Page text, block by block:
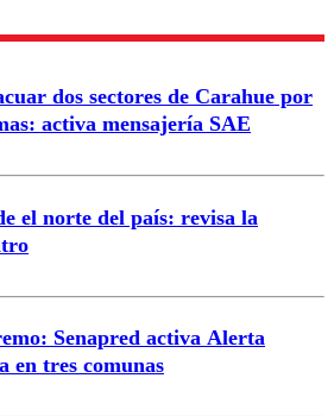
dos sectores de Carahue por
activa mensajería SAE
el norte del país: revisa la
Senapred activa Alerta
en tres comunas